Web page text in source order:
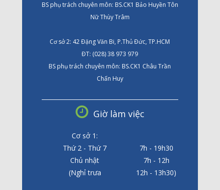
BS phụ trách chuyên môn: BS.CK1 Bảo Huyền Tôn
Nữ Thùy Trâm
Cơ sở 2: 42 Đặng Văn Bi, P.Thủ Đức, TP.HCM
ĐT: (028) 38 973 979
BS phụ trách chuyên môn: BS.CK1 Châu Trần
Chấn Huy
Giờ làm việc
Cơ sở 1:
Thứ 2 - Thứ 7
7h - 19h30
Chủ nhật
7h - 12h
(Nghỉ trưa
12h - 13h30)